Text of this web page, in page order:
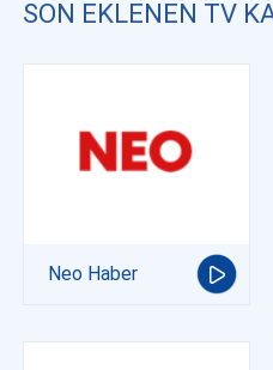
SON EKLENEN TV
Neo Haber